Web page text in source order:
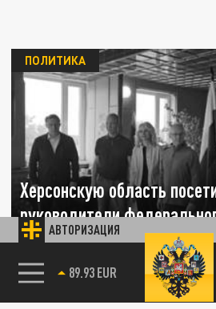
АВТОРИЗАЦИЯ
85.64 BRENT
Херсонскую область
руководители
ПОЛИТИКА
С рабочим визитом на
заместитель